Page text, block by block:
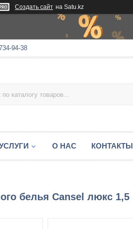
Создать сайт на Satu.kz
94-38
О НАС КОНТАКТЫ
белья Cansel люкс 1,5